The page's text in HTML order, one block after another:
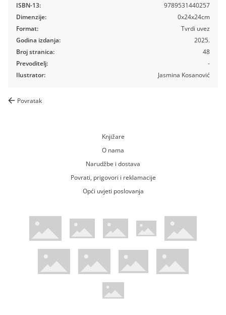
ISBN-13:
Dimenzije:
Format:
Godina izdanja:
Broj stranica:
Prevoditelj:
Ilustrator:
9789531440257
0x24x24cm
Tvrdi uvez
2025.
48
-
Jasmina Kosanović
Povratak
Knjižare
O nama
Narudžbe i dostava
Povrati, prigovori i reklamacije
Opći uvjeti poslovanja
WsPay web stranicaMaestro web stranicaMastercard web stranicaAmerican Express web stranica
Visa web stranica
Diners web stranicaTrustwave certificiranoMastercard sigurnosni kod web
Pci Dss certificirano
Verified by Visa web stranica